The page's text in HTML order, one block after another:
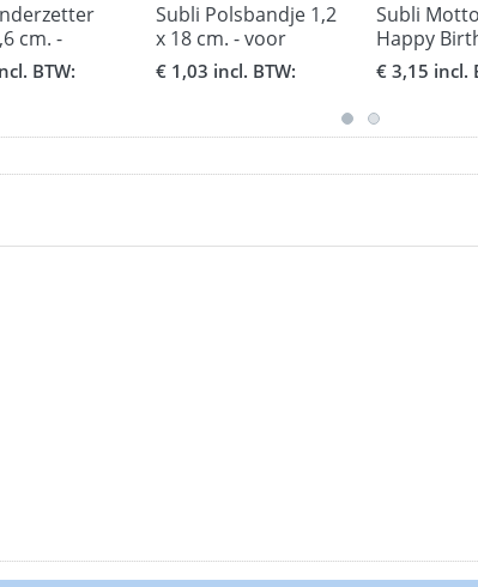
cm. -
met kurk
BTW:
Subli Polsbandje 1,2
x 18 cm. - voor
kinderen groot
€ 1,03 incl. BTW:
Subli
Happy
beker 330
€ 3,15 incl.